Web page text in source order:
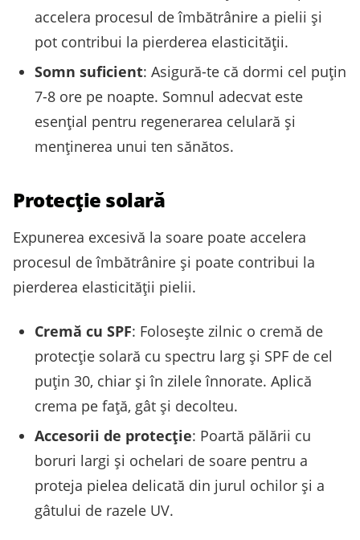
accelera procesul de îmbătrânire a pielii și
pot contribui la pierderea elasticității.
Somn suficient: Asigură-te că dormi cel puțin
7-8 ore pe noapte. Somnul adecvat este
esențial pentru regenerarea celulară și
menținerea unui ten sănătos.
Protecție solară
Expunerea excesivă la soare poate accelera
procesul de îmbătrânire și poate contribui la
pierderea elasticității pielii.
Cremă cu SPF: Folosește zilnic o cremă de
protecție solară cu spectru larg și SPF de cel
puțin 30, chiar și în zilele înnorate. Aplică
crema pe față, gât și decolteu.
Accesorii de protecție: Poartă pălării cu
boruri largi și ochelari de soare pentru a
proteja pielea delicată din jurul ochilor și a
gâtului de razele UV.